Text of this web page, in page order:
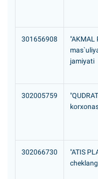
301656908
"AKMAL
jamiyati
302005759
302066730
"ATIS